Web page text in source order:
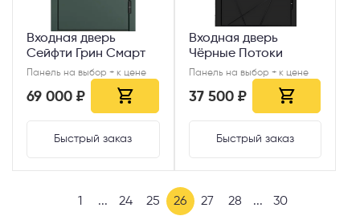
Входная дверь
Сейфти Грин Смарт
Панель на выбор + к цене
69 000 ₽
Быстрый заказ
Входная дверь
Чёрные Потоки
Панель на выбор + к цене
37 500 ₽
Быстрый заказ
1 ... 24 25 26 27 28 ... 30